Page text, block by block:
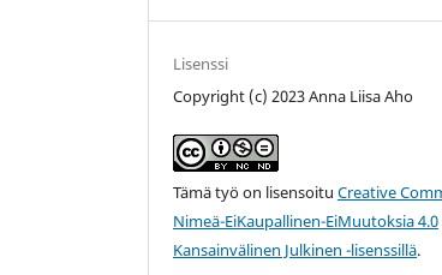
Lisenssi
Copyright (c) 2023 Anna Liisa Aho
Tämä työ on lisensoituCreative
Nimeä-EiKaupallinen-EiMuutoksia 4.0
Kansainvälinen Julkinen -lisenssillä.